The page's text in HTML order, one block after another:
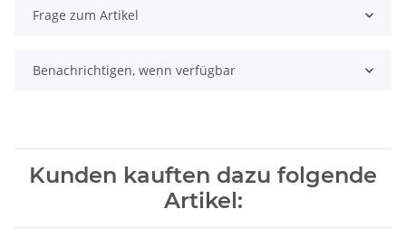
Frage zum Artikel
Benachrichtigen, wenn verfügbar
Kunden kauften dazu folgende
Artikel: